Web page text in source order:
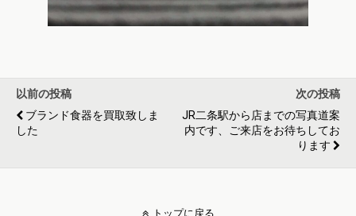
以前の投稿
ブランド食器を買取致しま
した
次の投稿
JR二条駅から店までの写真道案
内です、ご来店をお待ちしてお
ります
トップに戻る